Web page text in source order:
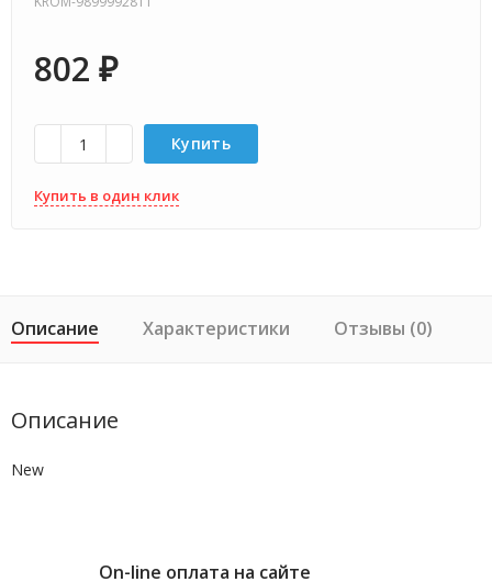
802 ₽
Купить
Купить в один клик
Описание Характеристики Отзывы (0)
Описание
New
On-line оплата на сайте